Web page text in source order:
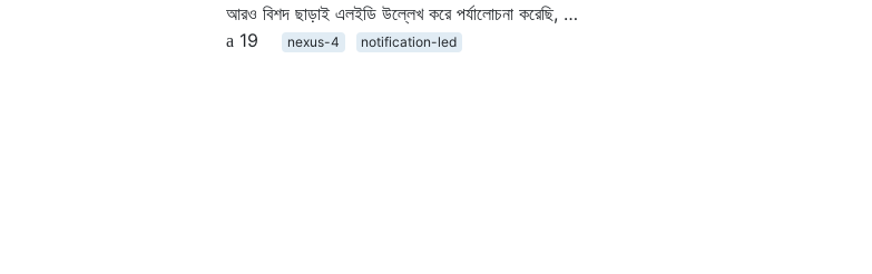
আরও বিশদ ছাড়াই এলইডি উল্লেখ করে পর্যালোচনা করেছি, …
19
nexus-4 notification-led